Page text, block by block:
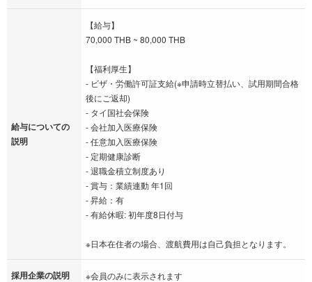
給与についての
説明
【給与】
70,000 THB ~ 80,000 THB
【福利厚生】
- ビザ・労働許可証支給(※申請時立替払い、試用期間合格
後にご返却)
- タイ国社会保険
- 会社加入医療保険
- 任意加入医療保険
- 定期健康診断
‐ 退職金積立制度あり
‐ 賞与：業績連動 年1回
- 昇給：有
- 有給休暇: 初年度8日付与
※日本在住者の場合、渡航費用は自己負担となります。
採用企業の説明 ※会員のみに表示されます